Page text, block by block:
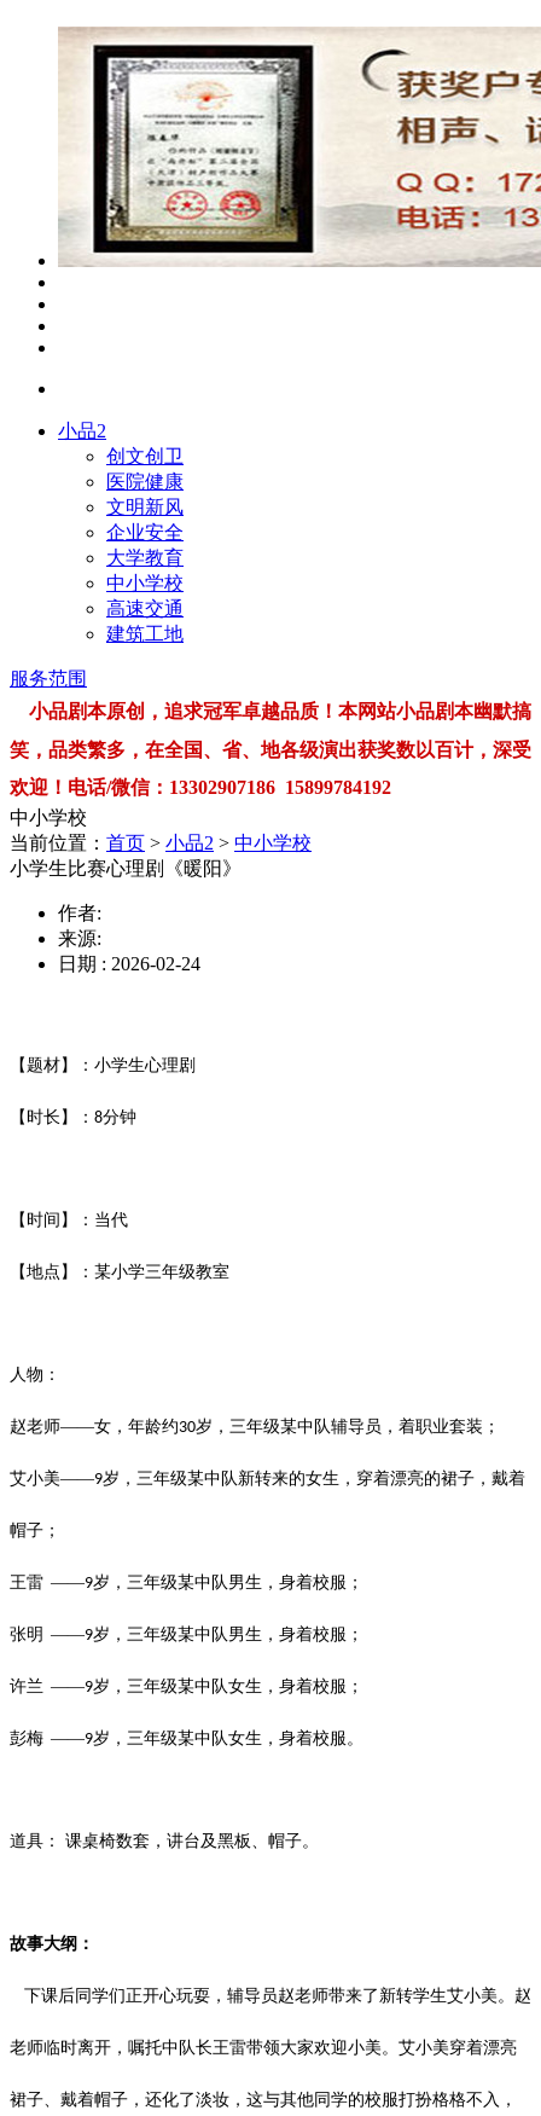
小品2
创文创卫
医院健康
文明新风
企业安全
大学教育
中小学校
高速交通
建筑工地
服务范围
小品剧本原创，追求冠军卓越品质！本网站小品剧本幽默搞
笑，品类繁多，在全国、省、地各级演出获奖数以百计，深受
欢迎！电话/微信：13302907186 15899784192
中小学校
当前位置： 首页 > 小品2 > 中小学校
小学生比赛心理剧《暖阳》
作者:
来源:
日期 : 2026-02-24
【题材】：小学生心理剧
【时长】： 8分钟
【时间】：当代
【地点】：某小学三年级教室
人物：
赵老师——女，年龄约30岁，三年级某中队辅导员，着职业套装；
艾小美——9岁，三年级某中队新转来的女生，穿着漂亮的裙子，戴着
帽子；
王雷 ——9岁，三年级某中队男生，身着校服；
张明 ——9岁，三年级某中队男生，身着校服；
许兰 ——9岁，三年级某中队女生，身着校服；
彭梅 ——9岁，三年级某中队女生，身着校服。
道具： 课桌椅数套，讲台及黑板、帽子。
故事大纲：
下课后同学们正开心玩耍，辅导员赵老师带来了新转学生艾小美。赵
老师临时离开，嘱托中队长王雷带领大家欢迎小美。艾小美穿着漂亮
裙子、戴着帽子，还化了淡妆，这与其他同学的校服打扮格格不入，